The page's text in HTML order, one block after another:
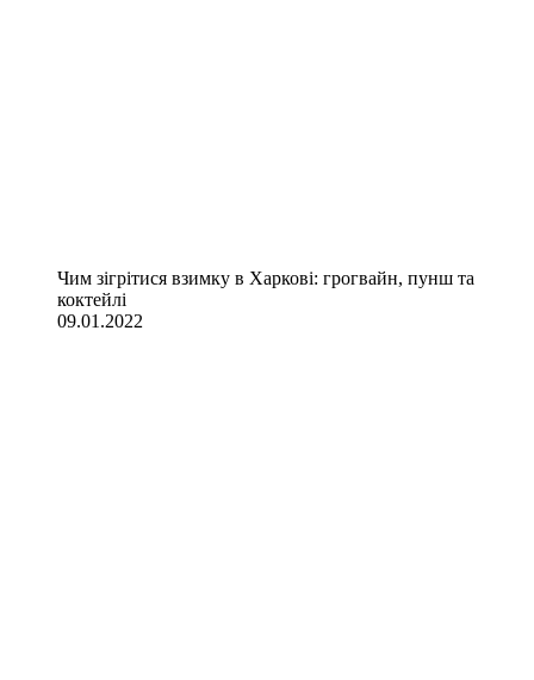
Чим зігрітися взимку в Харкові: грогвайн, пунш та
коктейлі
09.01.2022